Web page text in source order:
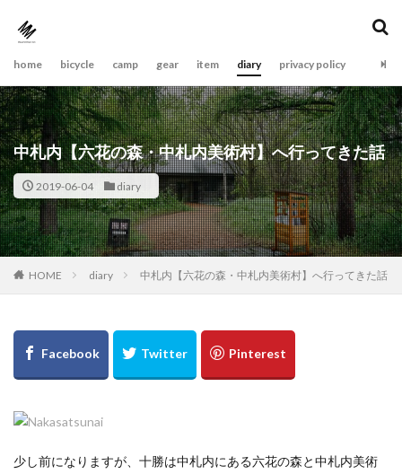
home bicycle camp gear item diary privacy policy
中札内【六花の森・中札内美術村】へ行ってきた話
2019-06-04 diary
HOME diary 中札内【六花の森・中札内美術村】へ行ってきた話
少し前になりますが、十勝は中札内にある六花の森と中札内美術